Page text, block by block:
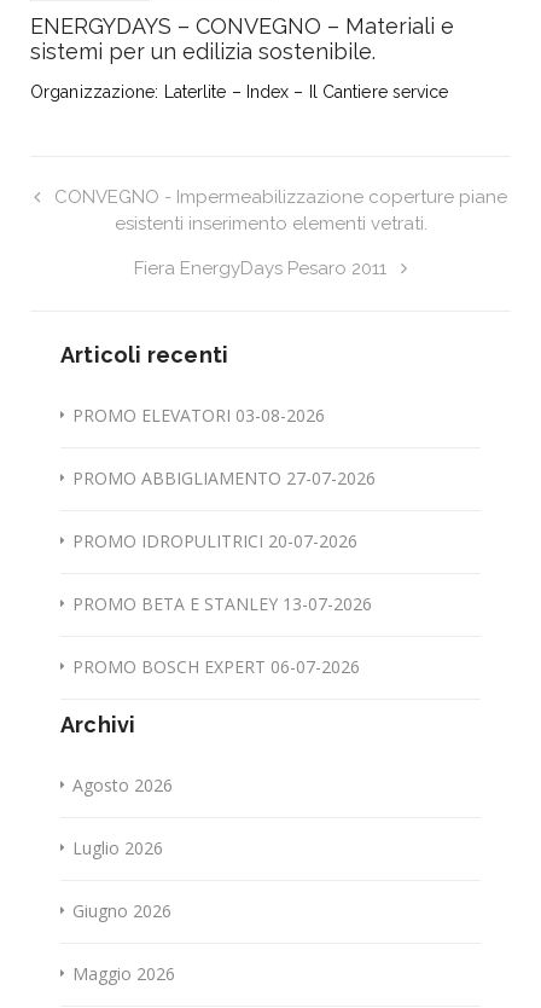
ENERGYDAYS – CONVEGNO – Materiali e
sistemi per un edilizia sostenibile.
Organizzazione: Laterlite – Index – Il Cantiere service
CONVEGNO - Impermeabilizzazione coperture piane
esistenti inserimento elementi vetrati.
Fiera EnergyDays Pesaro 2011
Articoli recenti
PROMO ELEVATORI 03-08-2026
PROMO ABBIGLIAMENTO 27-07-2026
PROMO IDROPULITRICI 20-07-2026
PROMO BETA E STANLEY 13-07-2026
PROMO BOSCH EXPERT 06-07-2026
Archivi
Agosto 2026
Luglio 2026
Giugno 2026
Maggio 2026